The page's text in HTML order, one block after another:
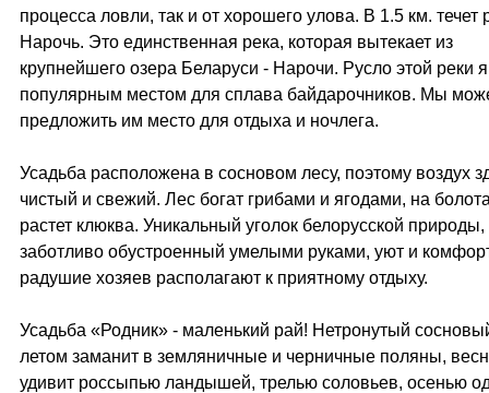
процесса ловли, так и от хорошего улова. В 1.5 км. течет
Нарочь. Это единственная река, которая вытекает из
крупнейшего озера Беларуси - Нарочи. Русло этой реки
популярным местом для сплава байдарочников. Мы
предложить им место для отдыха и ночлега.
Усадьба расположена в сосновом лесу, поэтому воздух
чистый и свежий. Лес богат грибами и ягодами, на
растет клюква. Уникальный уголок белорусской природы,
заботливо обустроенный умелыми руками, уют и
радушие хозяев располагают к приятному отдыху.
Усадьба «Родник» - маленький рай! Нетронутый
летом заманит в земляничные и черничные поляны,
удивит россыпью ландышей, трелью соловьев, осенью